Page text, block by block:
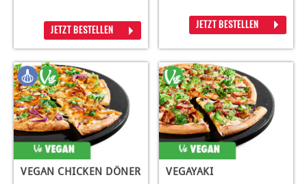
JETZT BESTELLEN JETZT BESTELLEN
VEGAN CHICKEN DÖNER VEGAYAKI